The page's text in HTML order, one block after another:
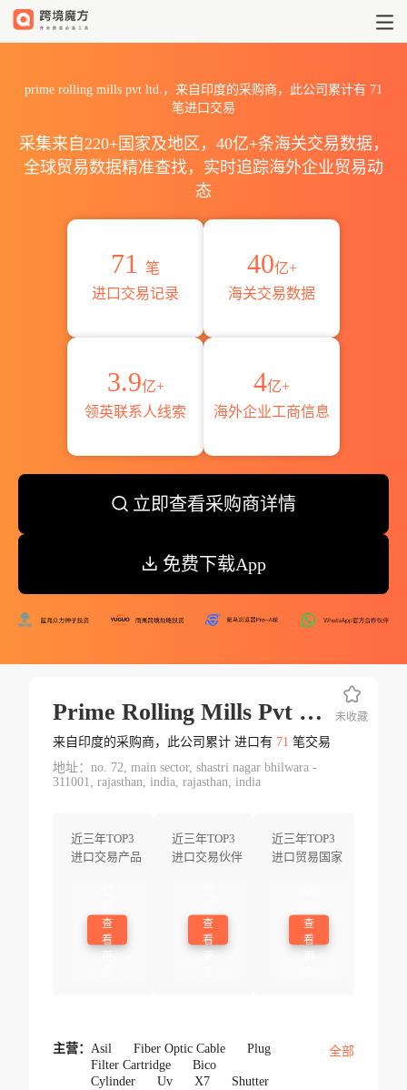
prime rolling mills pvt ltd.，来自印度的采购商，此公司累计有 71
笔进口交易
采集来自220+国家及地区，40亿+条海关交易数据，
全球贸易数据精准查找，实时追踪海外企业贸易动
态
71
笔
进口交易记录
40亿+
海关交易数据
3.9亿+
领英联系人线索
4亿+
海外企业工商信息
立即查看采购商详情
免费下载App
Prime Rolling Mills Pvt Ltd.
来自印度的采购商，此公司累计 进口有 71 笔交易
地址：no. 72, main sector, shastri nagar bhilwara -
311001, rajasthan, india, rajasthan, india
近三年TOP3
进口交易产品
查
看
近三年TOP3
进口交易伙伴
查
看
近三年TOP3
进口贸易国家
查
看
未收藏
主营： Asil Fiber Optic Cable
Plug
Filter Cartridge
Bico
Cylinder
Uv X7
Shutter
全部